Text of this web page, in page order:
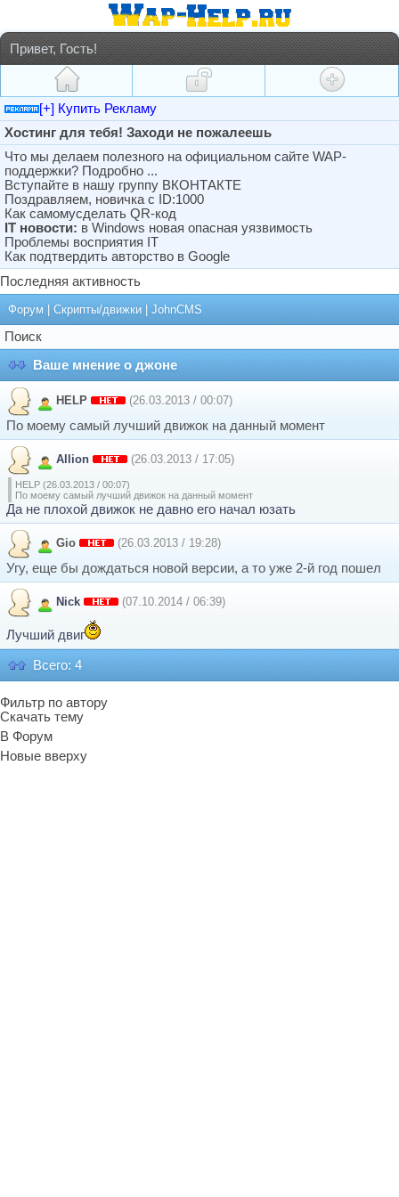
Привет, Гость!
[+] Купить Рекламу
Хостинг для тебя! Заходи не пожалеешь
Что мы делаем полезного на официальном сайте WAP-
поддержки? Подробно ...
Вступайте в нашу группу ВКОНТАКТЕ
Поздравляем, новичка с ID:1000
Как самомусделать QR-код
IT новости: в Windows новая опасная уязвимость
Проблемы восприятия IT
Как подтвердить авторство в Google
Последняя активность
Форум Скрипты/движки JohnCMS
Поиск
Ваше мнение о джоне
HELP (26.03.2013 / 00:07)
По моему самый лучший движок на данный момент
Allion (26.03.2013 / 17:05)
HELP (26.03.2013 / 00:07)
По моему самый лучший движок на данный момент
Да не плохой движок не давно его начал юзать
Gio (26.03.2013 / 19:28)
Угу, еще бы дождаться новой версии, а то уже 2-й год пошел
Nick (07.10.2014 / 06:39)
Лучший двиг
Всего: 4
Фильтр по автору
Скачать тему
В Форум
Новые вверху